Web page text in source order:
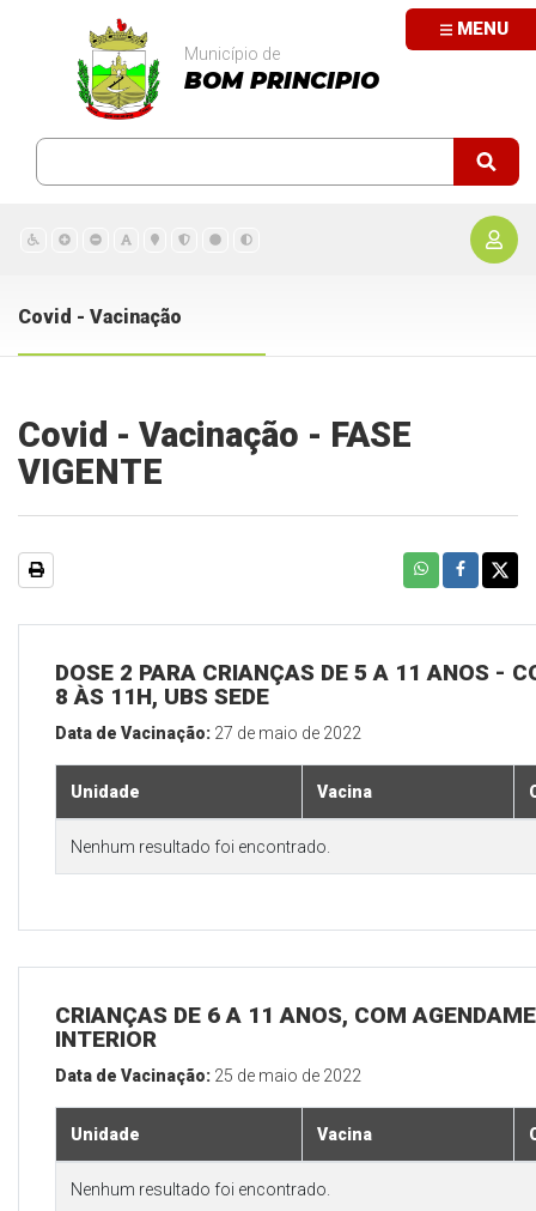
MENU
Município de
BOM PRINCIPIO
Covid - Vacinação
Covid - Vacinação - FASE
VIGENTE
DOSE 2 PARA CRIANÇAS DE 5 A 11 ANOS -
8 ÀS 11H, UBS SEDE
Data de Vacinação: 27 de maio de 2022
Unidade Vacina
Nenhum resultado foi encontrado.
CRIANÇAS DE 6 A 11 ANOS, COM
INTERIOR
Data de Vacinação: 25 de maio de 2022
Unidade Vacina
Nenhum resultado foi encontrado.